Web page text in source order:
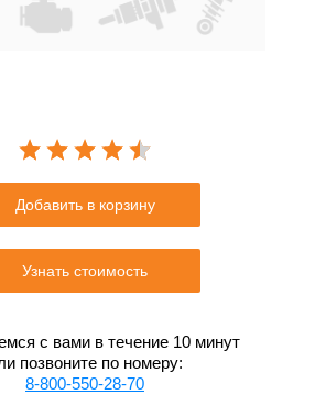
Добавить в корзину
Узнать стоимость
с вами в течение 10 минут
позвоните по номеру:
8-800-550-28-70